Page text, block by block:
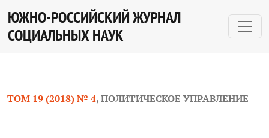
Совершенствование антикоррупционной политики:
ЮЖНО-РОССИЙСКИЙ ЖУРНАЛ
СОЦИАЛЬНЫХ НАУК
ТОМ 19 (2018) № 4,ПОЛИТИЧЕСКОЕ УПРАВЛЕНИЕ